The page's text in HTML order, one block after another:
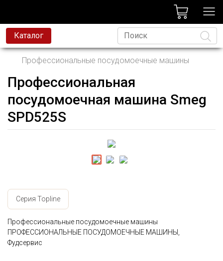
Каталог
Профессиональные посудомоечные машины
Профессиональная
посудомоечная машина Smeg
SPD525S
Серия Topline
Профессиональные посудомоечные машины
ПРОФЕССИОНАЛЬНЫЕ ПОСУДОМОЕЧНЫЕ МАШИНЫ,
Фудсервис